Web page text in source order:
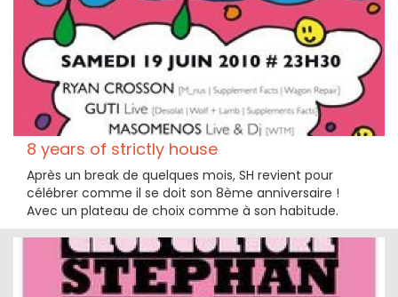
8 years of strictly house
Après un break de quelques mois, SH revient pour
célébrer comme il se doit son 8ème anniversaire !
Avec un plateau de choix comme à son habitude.